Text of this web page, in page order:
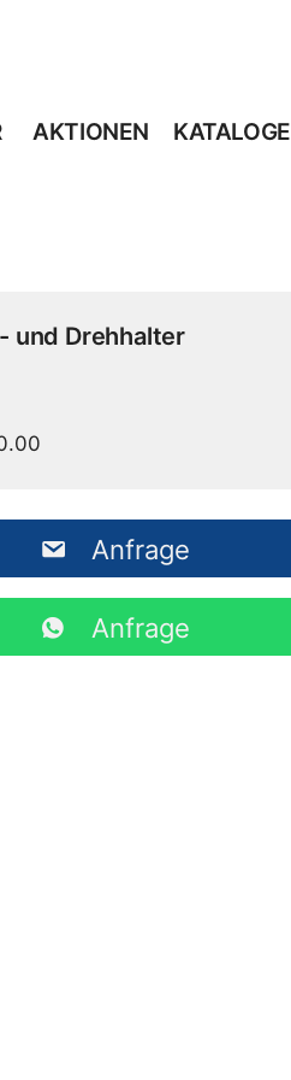
AKTIONEN KATALOGE
und Drehhalter
Anfrage
Anfrage